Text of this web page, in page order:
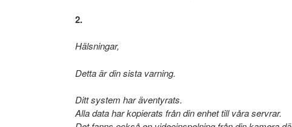
2.
Hälsningar,
Detta är din sista varning.
Ditt system har äventyrats.
Alla data har kopierats från din enhet till våra servrar.